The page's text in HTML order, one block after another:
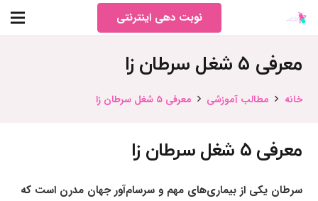
نوبت دهی اینترنتی
معرفی ۵ شغل سرطان زا
خانه مطالب آموزشی معرفی ۵ شغل سرطان زا
معرفی ۵ شغل سرطان زا
سرطان یکی از بیماری‌های مهم و سرسام‌آور جهان مدرن است که